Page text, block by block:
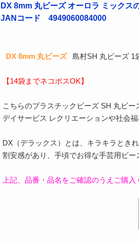
DX 8mm 丸ビーズ オーロラ ミックス
JANコード 4949060084000
DX 8mm 丸ビーズ 島村SH 丸ビーズ
【14袋までネコポスOK】
こちらのプラスチックビーズ SH 丸ビー
デイサービス レクリエーションや社会
DX（デラックス）とは、キラキラとき
割安感があり、手頃でお得な手芸用ビー
上記、品番・品名をご確認のうえご購入